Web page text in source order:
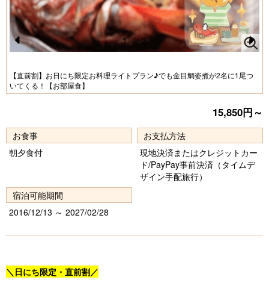
Pr
e
vi
u
s
【直前割】お日にち限定お料理ライトプラン♪でも金目鯛姿煮が2名に1尾つ
いてくる！【お部屋食】
N
e
xt
1 / 3
15,850円～
お食事
朝夕食付
お支払方法
現地決済またはクレジットカー
ド/PayPay事前決済（タイムデ
ザイン手配旅行）
宿泊可能期間
2016/12/13 ～ 2027/02/28
＼日にち限定・直前割／